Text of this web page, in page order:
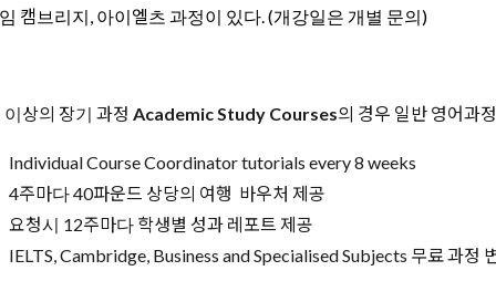
캠브리지, 아이엘츠 과정이 있다. (개강일은 개별 문의)
이상의 장기 과정 Academic Study Courses의 경우 일반 영어과
Individual Course Coordinator tutorials every 8 weeks
4주마다 40파운드 상당의 여행 바우처 제공
요청시 12주마다 학생별 성과 레포트 제공
IELTS, Cambridge, Business and Specialised Subjects 무료 과정